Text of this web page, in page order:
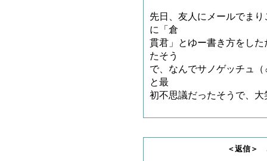
先日、友人にメールでま
に「倉
貫君」とゆー書き方をし
たそう
で、なんでサノゲッチュ
と最
初不思議だったそうで、
＜返信＞ さすらいの